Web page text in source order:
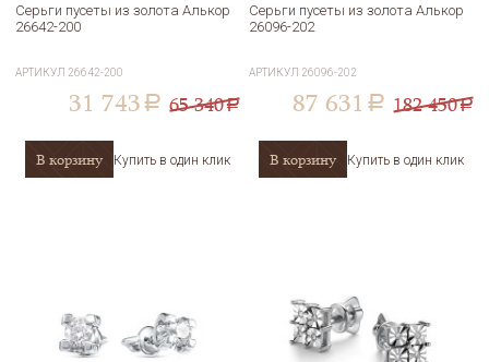
Серьги пусеты из золота Алькор
26642-200
АРТИКУЛ 26642-200
31 743 a 65 340a
В корзину Купить в один клик
Серьги пусеты из золота Алькор
26096-202
АРТИКУЛ 26096-202
87 631 a 182 450a
В корзину Купить в один клик